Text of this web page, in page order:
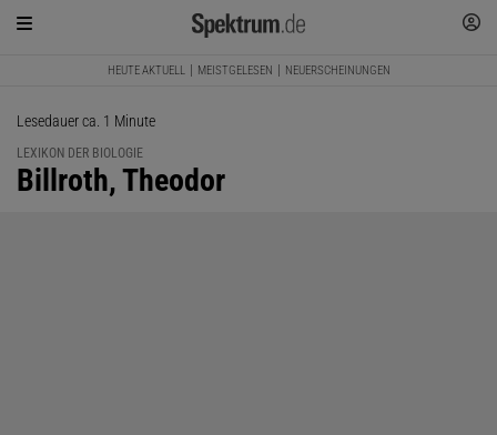
HEUTE AKTUELL MEISTGELESEN NEUERSCHEINUNGEN
Lesedauer ca. 1 Minute
LEXIKON DER BIOLOGIE
:
Billroth, Theodor